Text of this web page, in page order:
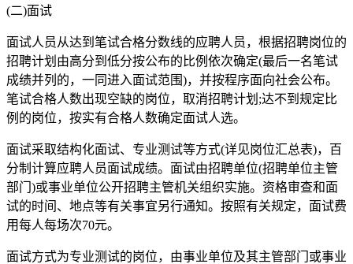
(二)面试
面试人员从达到笔试合格分数线的应聘人员，根据招聘岗位的
招聘计划由高分到低分按公布的比例依次确定(最后一名笔试
成绩并列的，一同进入面试范围)，并按程序面向社会公布。
笔试合格人数出现空缺的岗位，取消招聘计划;达不到规定比
例的岗位，按实有合格人数确定面试人选。
面试采取结构化面试、专业测试等方式(详见岗位汇总表)，百
分制计算应聘人员面试成绩。面试由招聘单位(招聘单位主管
部门)或事业单位公开招聘主管机关组织实施。资格审查和面
试的时间、地点等有关事宜另行通知。按照有关规定，面试费
用每人每场次70元。
面试方式为专业测试的岗位，由事业单位及其主管部门或事业